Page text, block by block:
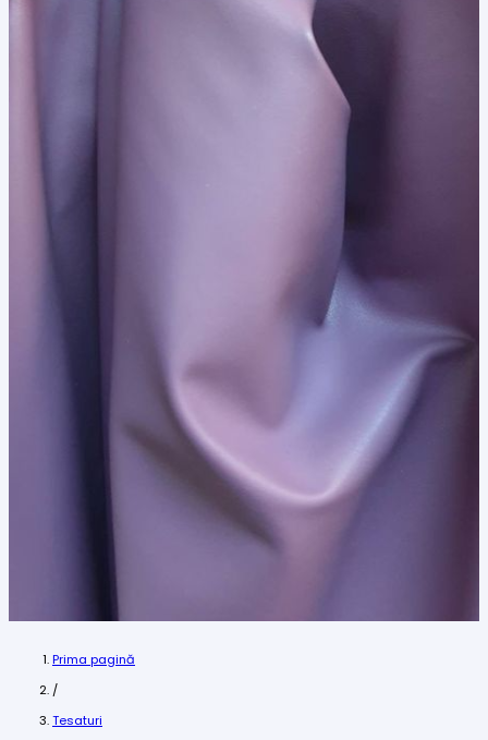
Prima pagină
/
Tesaturi